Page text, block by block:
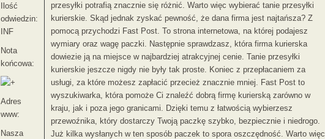
Ilość
odwiedzin:
INF
Nota
końcowa:
Adres
www:
Nasza
przesyłki potrafią znacznie się różnić. Warto więc wybierać tanie przesyłki
kurierskie. Skąd jednak zyskać pewność, że dana firma jest najtańsza? Z
pomocą przychodzi Fast Post. To strona internetowa, na której podajesz
wymiary oraz wagę paczki. Następnie sprawdzasz, która firma kurierska
dowiezie ją na miejsce w najbardziej atrakcyjnej cenie. Tanie przesyłki
kurierskie jeszcze nigdy nie były tak proste. Koniec z przepłacaniem za
usługi, za które możesz zapłacić przecież znacznie mniej. Fast Post to
wyszukiwarka, która pomoże Ci znaleźć dobrą firmę kurierską zarówno w
kraju, jak i poza jego granicami. Dzięki temu z łatwością wybierzesz
przewoźnika, który dostarczy Twoją paczkę szybko, bezpiecznie i niedrogo.
Już kilka wysłanych w ten sposób paczek to spora oszczędność. Warto więc